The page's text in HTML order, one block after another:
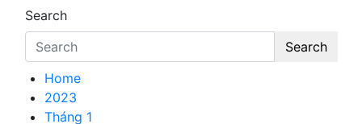
Search
Search
Home
2023
Tháng 1